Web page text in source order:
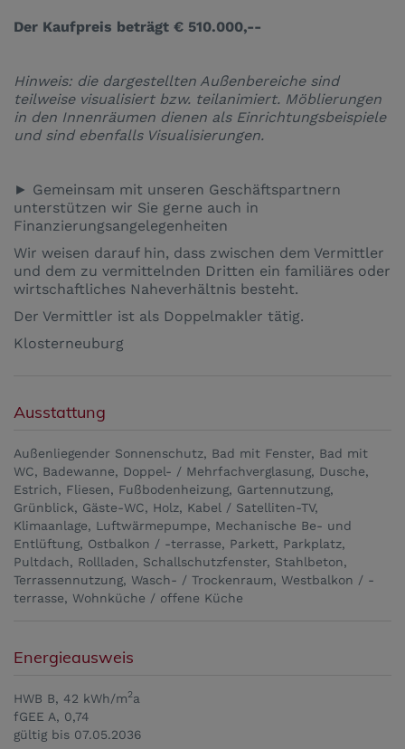
Der Kaufpreis beträgt € 510.000,--
Hinweis: die dargestellten Außenbereiche sind
teilweise visualisiert bzw. teilanimiert. Möblierungen
in den Innenräumen dienen als Einrichtungsbeispiele
und sind ebenfalls Visualisierungen.
► Gemeinsam mit unseren Geschäftspartnern
unterstützen wir Sie gerne auch in
Finanzierungsangelegenheiten
Wir weisen darauf hin, dass zwischen dem Vermittler
und dem zu vermittelnden Dritten ein familiäres oder
wirtschaftliches Naheverhältnis besteht.
Der Vermittler ist als Doppelmakler tätig.
Klosterneuburg
Ausstattung
Außenliegender Sonnenschutz Bad mit Fenster
Bad mit
WC
Badewanne Doppel- / Mehrfachverglasung
Dusche
Estrich
Fliesen Fußbodenheizung
Gartennutzung
Grünblick
Gäste-WC Holz
Kabel / Satelliten-TV
Klimaanlage
Luftwärmepumpe
Mechanische Be- und
Entlüftung
Ostbalkon / -terrasse Parkett
Parkplatz
Pultdach
Rollladen Schallschutzfenster
Stahlbeton
Terrassennutzung
Wasch- / Trockenraum
Westbalkon / -
terrasse
Wohnküche / offene Küche
Energieausweis
HWB B, 42 kWh/m2a
fGEE A, 0,74
gültig bis 07.05.2036